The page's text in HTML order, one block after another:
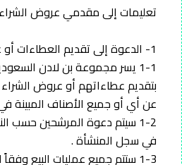
تعليمات إلى مقدمي عروض الشراء
1- الدعوة إلى تقديم العطاءات أو عروض الشراء:
1-1 يسر مجموعة بن لادن
بتقديم عطاءاتهم أو عروض
عن أي أو جميع الأصناف المبينة في
1-2 سيتم دعوة المرشحين حسب
في سجل المنشأة .
1-3 ستتم جميع عمليات البيع